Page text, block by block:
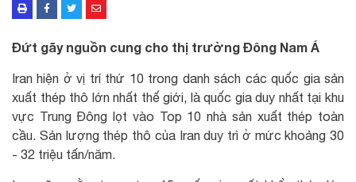
Đứt gãy nguồn cung cho thị trường Đông Nam Á
Iran hiện ở vị trí thứ 10 trong danh sách các quốc gia sản
xuất thép thô lớn nhất thế giới, là quốc gia duy nhất tại khu
vực Trung Đông lọt vào Top 10 nhà sản xuất thép toàn
cầu. Sản lượng thép thô của Iran duy trì ở mức khoảng 30
- 32 triệu tấn/năm.